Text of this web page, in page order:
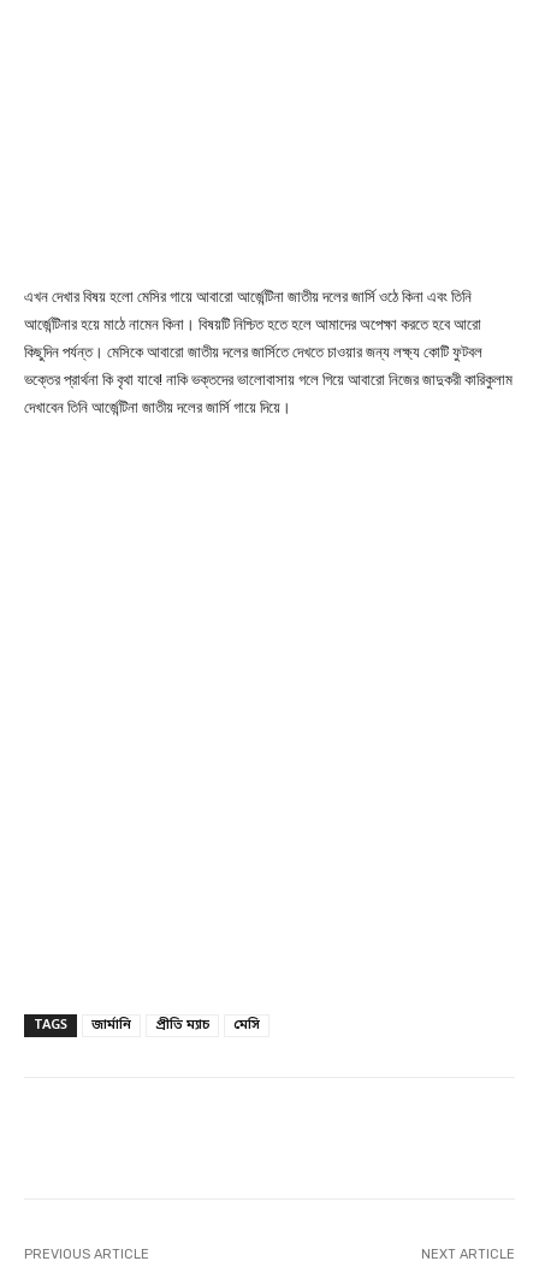
এখন দেখার বিষয় হলো মেসির গায়ে আবারো আর্জেন্টিনা জাতীয় দলের জার্সি ওঠে কিনা এবং তিনি
আর্জেন্টিনার হয়ে মাঠে নামেন কিনা। বিষয়টি নিশ্চিত হতে হলে আমাদের অপেক্ষা করতে হবে আরো
কিছুদিন পর্যন্ত। মেসিকে আবারো জাতীয় দলের জার্সিতে দেখতে চাওয়ার জন্য লক্ষ্য কোটি ফুটবল
ভক্তের প্রার্থনা কি বৃথা যাবে! নাকি ভক্তদের ভালোবাসায় গলে গিয়ে আবারো নিজের জাদুকরী কারিকুলাম
দেখাবেন তিনি আর্জেন্টিনা জাতীয় দলের জার্সি গায়ে দিয়ে।
TAGS জার্মানি প্রীতি ম্যাচ মেসি
PREVIOUS ARTICLE NEXT ARTICLE